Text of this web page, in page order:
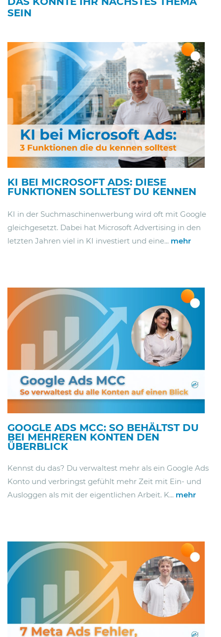
SEIN
KI BEI MICROSOFT ADS: DIESE
FUNKTIONEN SOLLTEST DU KENNEN
KI in der Suchmaschinenwerbung wird oft mit Google
gleichgesetzt. Dabei hat Microsoft Advertising in den
letzten Jahren viel in KI investiert und eine... mehr
GOOGLE ADS MCC: SO BEHÄLTST DU
BEI MEHREREN KONTEN DEN
ÜBERBLICK
Kennst du das? Du verwaltest mehr als ein Google Ads
Konto und verbringst gefühlt mehr Zeit mit Ein- und
Ausloggen als mit der eigentlichen Arbeit. K... mehr